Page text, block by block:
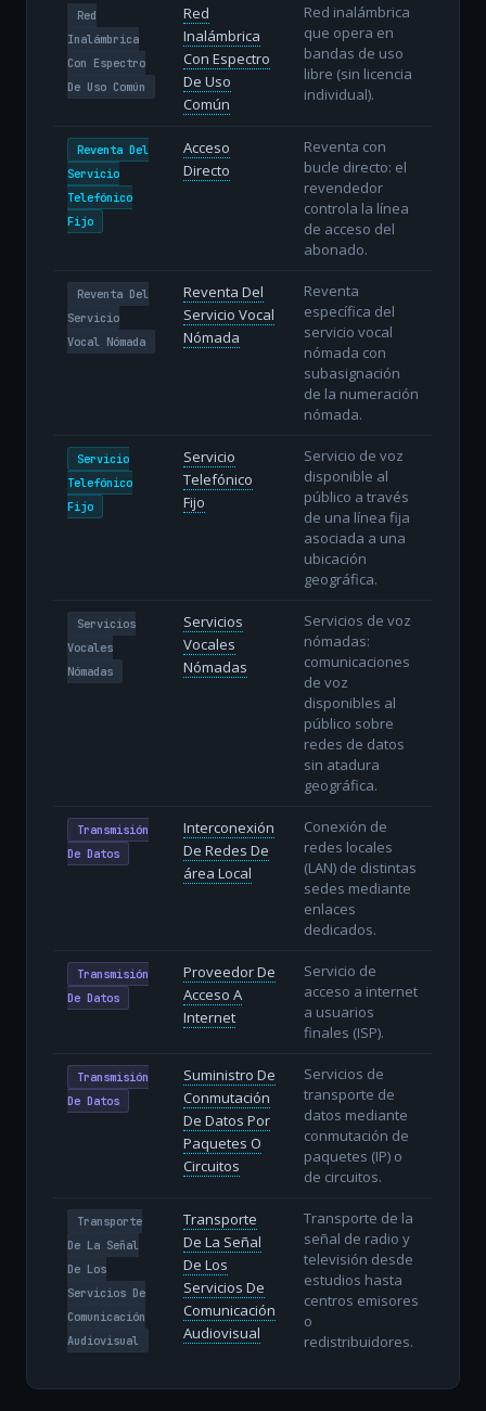
Red
Inalámbrica
Con Espectro
De Uso Común
Red
Inalámbrica
Con Espectro
De Uso
Común
Red inalámbrica
que opera en
bandas de uso
libre (sin licencia
individual).
Reventa Del
Servicio
Telefónico
Fijo
Acceso
Directo
Reventa con
bucle directo: el
revendedor
controla la línea
de acceso del
abonado.
Reventa Del
Servicio
Vocal Nómada
Reventa Del
Servicio Vocal
Nómada
Reventa
específica del
servicio vocal
nómada con
subasignación
de la numeración
nómada.
Servicio
Telefónico
Fijo
Servicio
Telefónico
Fijo
Servicio de voz
disponible al
público a través
de una línea fija
asociada a una
ubicación
geográfica.
Servicios
Vocales
Nómadas
Servicios
Vocales
Nómadas
Servicios de voz
nómadas:
comunicaciones
de voz
disponibles al
público sobre
redes de datos
sin atadura
geográfica.
Transmisión
De Datos
Interconexión
De Redes De
área Local
Conexión de
redes locales
(LAN) de distintas
sedes mediante
enlaces
dedicados.
Transmisión
De Datos
Proveedor De
Acceso A
Internet
Servicio de
acceso a internet
a usuarios
finales (ISP).
Transmisión
De Datos
Suministro De
Conmutación
De Datos Por
Paquetes O
Circuitos
Servicios de
transporte de
datos mediante
conmutación de
paquetes (IP) o
de circuitos.
Transporte
De La Señal
De Los
Servicios De
Comunicación
Audiovisual
Transporte
De La Señal
De Los
Servicios De
Comunicación
Audiovisual
Transporte de la
señal de radio y
televisión desde
estudios hasta
centros emisores
o
redistribuidores.